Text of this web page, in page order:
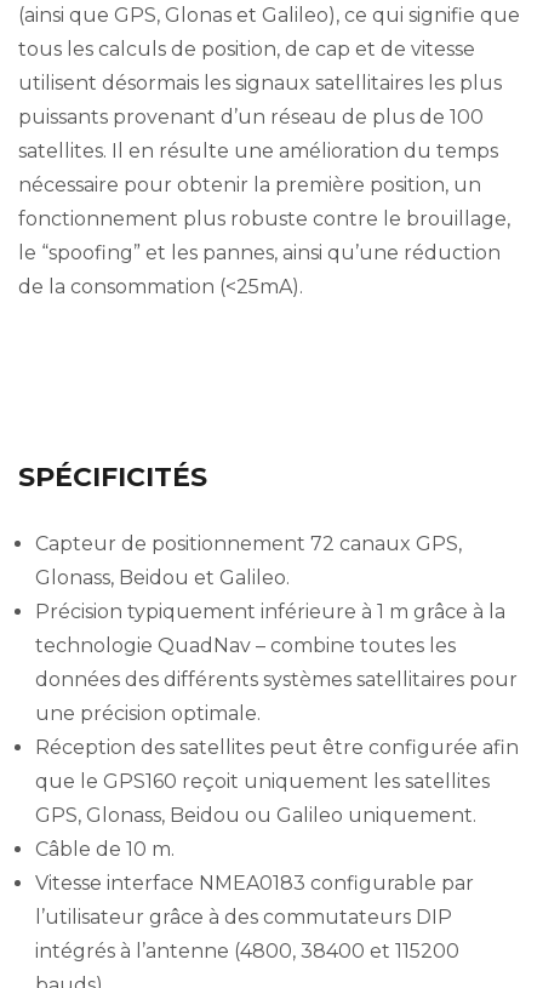
(ainsi que GPS, Glonas et Galileo), ce qui signifie que
tous les calculs de position, de cap et de vitesse
utilisent désormais les signaux satellitaires les plus
puissants provenant d’un réseau de plus de 100
satellites. Il en résulte une amélioration du temps
nécessaire pour obtenir la première position, un
fonctionnement plus robuste contre le brouillage,
le “spoofing” et les pannes, ainsi qu’une réduction
de la consommation (<25mA).
SPÉCIFICITÉS
Capteur de positionnement 72 canaux GPS,
Glonass, Beidou et Galileo.
Précision typiquement inférieure à 1 m grâce à la
technologie QuadNav – combine toutes les
données des différents systèmes satellitaires pour
une précision optimale.
Réception des satellites peut être configurée afin
que le GPS160 reçoit uniquement les satellites
GPS, Glonass, Beidou ou Galileo uniquement.
Câble de 10 m.
Vitesse interface NMEA0183 configurable par
l’utilisateur grâce à des commutateurs DIP
intégrés à l’antenne (4800, 38400 et 115200